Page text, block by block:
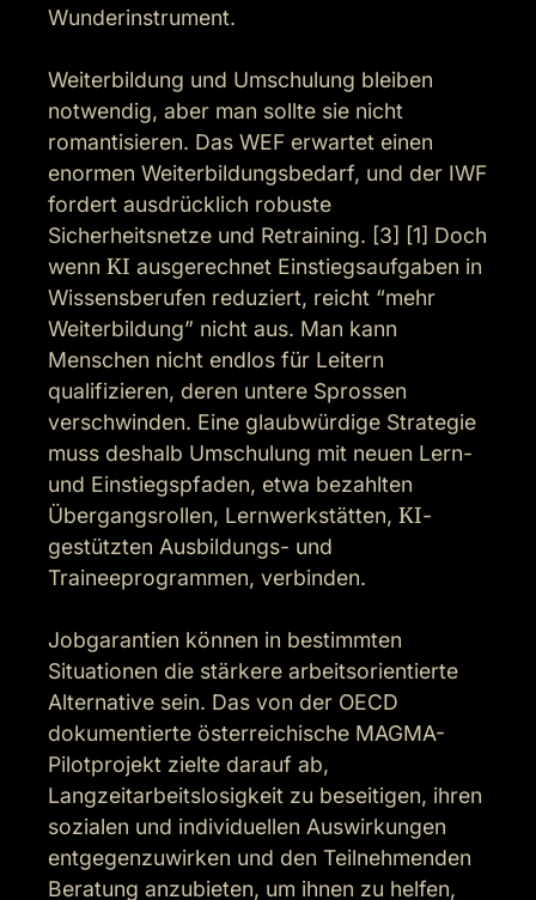
Wunderinstrument.
Weiterbildung und Umschulung bleiben
notwendig, aber man sollte sie nicht
romantisieren. Das WEF erwartet einen
enormen Weiterbildungsbedarf, und der IWF
fordert ausdrücklich robuste
Sicherheitsnetze und Retraining. [3] [1] Doch
wenn KI ausgerechnet Einstiegsaufgaben in
Wissensberufen reduziert, reicht “mehr
Weiterbildung” nicht aus. Man kann
Menschen nicht endlos für Leitern
qualifizieren, deren untere Sprossen
verschwinden. Eine glaubwürdige Strategie
muss deshalb Umschulung mit neuen Lern-
und Einstiegspfaden, etwa bezahlten
Übergangsrollen, Lernwerkstätten, KI-
gestützten Ausbildungs- und
Traineeprogrammen, verbinden.
Jobgarantien können in bestimmten
Situationen die stärkere arbeitsorientierte
Alternative sein. Das von der OECD
dokumentierte österreichische MAGMA-
Pilotprojekt zielte darauf ab,
Langzeitarbeitslosigkeit zu beseitigen, ihren
sozialen und individuellen Auswirkungen
entgegenzuwirken und den Teilnehmenden
Beratung anzubieten, um ihnen zu helfen,